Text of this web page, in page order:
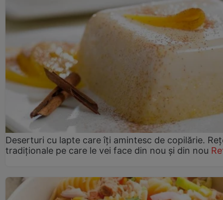
Deserturi cu lapte care îți amintesc de copilărie.
tradiționale pe care le vei face din nou și din nou